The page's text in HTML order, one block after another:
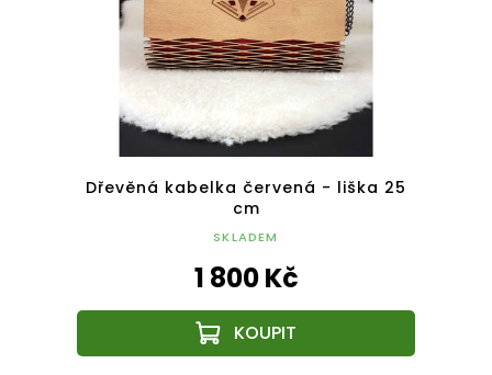
Dřevěná kabelka červená - liška 25
cm
SKLADEM
1 800 Kč